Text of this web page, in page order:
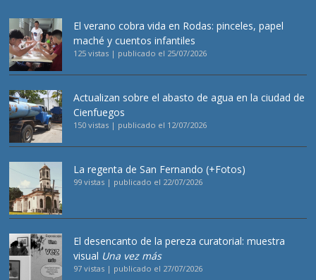
El verano cobra vida en Rodas: pinceles, papel
maché y cuentos infantiles
125 vistas | publicado el 25/07/2026
Actualizan sobre el abasto de agua en la ciudad de
Cienfuegos
150 vistas | publicado el 12/07/2026
La regenta de San Fernando (+Fotos)
99 vistas | publicado el 22/07/2026
El desencanto de la pereza curatorial: muestra
visual Una vez más
97 vistas | publicado el 27/07/2026